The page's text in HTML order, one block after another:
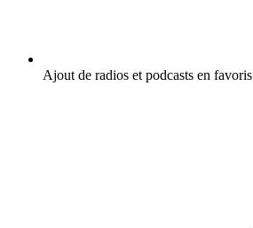
Ajout de radios et podcasts en favoris